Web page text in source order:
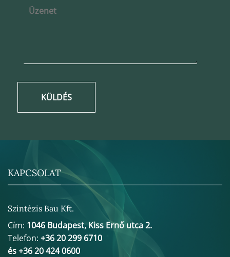
KÜLDÉS
KAPCSOLAT
Szintézis Bau Kft.
Cím: 1046 Budapest, Kiss Ernő utca 2.
Telefon: +36 20 299 6710
és +36 20 424 0600